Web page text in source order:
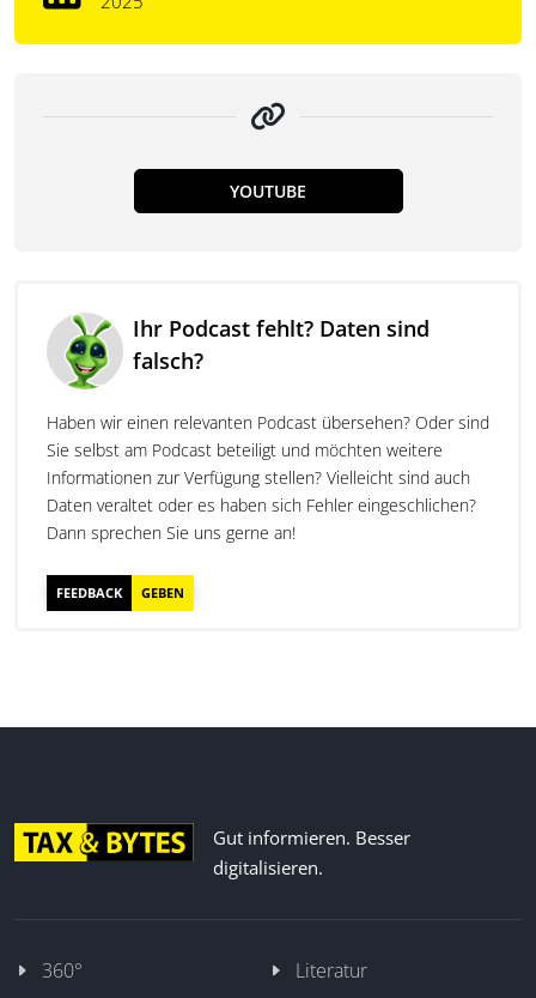
YOUTUBE
Ihr Podcast fehlt? Daten sind
falsch?
Haben wir einen relevanten Podcast übersehen? Oder sind
Sie selbst am Podcast beteiligt und möchten weitere
Informationen zur Verfügung stellen? Vielleicht sind auch
Daten veraltet oder es haben sich Fehler eingeschlichen?
Dann sprechen Sie uns gerne an!
FEEDBACK GEBEN
Gut informieren. Besser
digitalisieren.
360°
Literatur